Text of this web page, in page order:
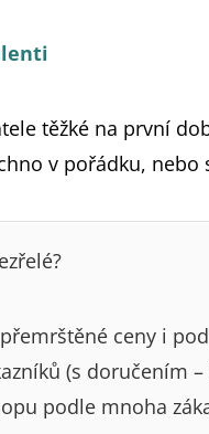
těžké na první
v pořádku,
ceny i
(s doručením
podle mnoha